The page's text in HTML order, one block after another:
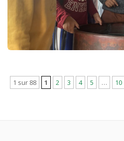
1 sur 88 1 2 3 4 5 … 10